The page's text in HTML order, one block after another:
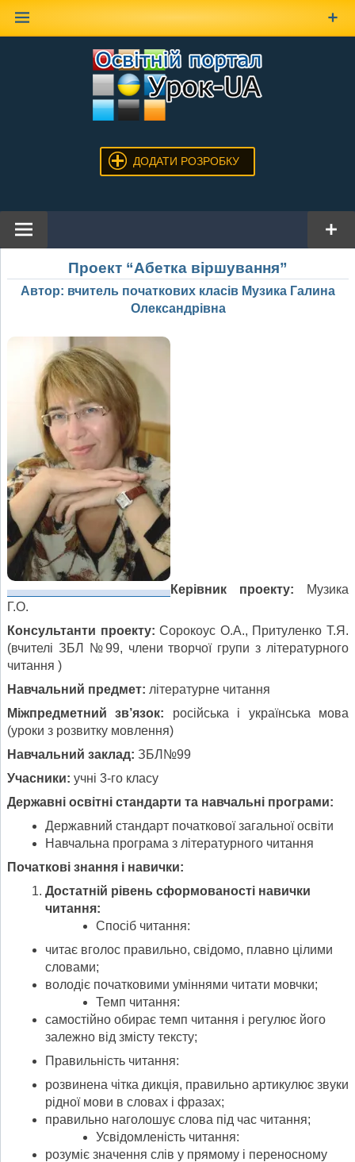
ДОДАТИ РОЗРОБКУ
Проект “Абетка віршування”
Автор: вчитель початкових класів Музика Галина
Олександрівна
Керівник проекту: Музика
Г.О.
Консультанти проекту: Сорокоус О.А., Притуленко Т.Я.
(вчителі ЗБЛ №99, члени творчої групи з літературного
читання )
Навчальний предмет: літературне читання
Міжпредметний зв’язок: російська і українська мова
(уроки з розвитку мовлення)
Навчальний заклад: ЗБЛ№99
Учасники: учні 3-го класу
Державні освітні стандарти та навчальні програми:
Державний стандарт початкової загальної освіти
Навчальна програма з літературного читання
Початкові знання і навички:
Достатній рівень сформованості навички
читання:
Спосіб читання:
читає вголос правильно, свідомо, плавно цілими
словами;
володіє початковими уміннями читати мовчки;
Темп читання:
самостійно обирає темп читання і регулює його
залежно від змісту тексту;
Правильність читання:
розвинена чітка дикція, правильно артикулює звуки
рідної мови в словах і фразах;
правильно наголошує слова під час читання;
Усвідомленість читання:
розуміє значення слів у прямому і переносному